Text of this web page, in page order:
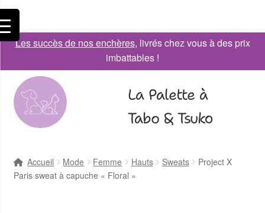
Les succès de nos enchères, livrés chez vous à des prix
imbattables !
La Palette à
Tabo & Tsuko
Accueil Mode Femme Hauts Sweats
Project X
Paris sweat à capuche « Floral »